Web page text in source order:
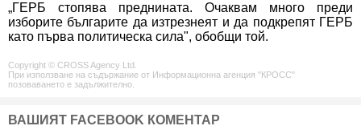
„ГЕРБ стопява преднината. Очаквам много преди
изборите българите да изтрезнеят и да подкрепят ГЕРБ
като първа политическа сила", обобщи той.
Copyright © CROSS Agency Ltd.
При използване на съдържание от Информационна агенция "КРОСС"
позоваването е задължително.
ВАШИЯТ FACEBOOK КОМЕНТАР